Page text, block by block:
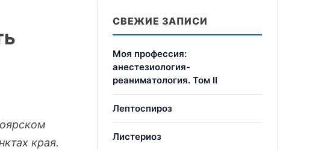
края.
СВЕЖИЕ ЗАПИСИ
Моя профессия:
анестезиология-
реаниматология. Том II
Лептоспироз
Листериоз